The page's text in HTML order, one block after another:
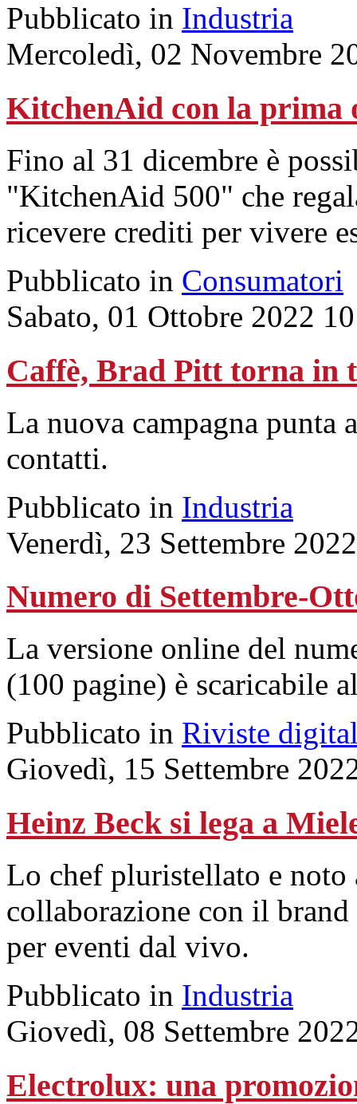
Pubblicato in Industria
Mercoledì, 02 Novembre
KitchenAid con la prima
Fino al 31 dicembre è
"KitchenAid 500" che
ricevere crediti per vivere
Pubblicato in Consumatori
Sabato, 01 Ottobre 2022
Caffè, Brad Pitt torna in
La nuova campagna
contatti.
Pubblicato in Industria
Venerdì, 23 Settembre
Numero di Settembre-
La versione online del
(100 pagine) è scaricabile
Pubblicato in Riviste
Giovedì, 15 Settembre
Heinz Beck si lega a
Lo chef pluristellato e
collaborazione con il
per eventi dal vivo.
Pubblicato in Industria
Giovedì, 08 Settembre
Electrolux: una